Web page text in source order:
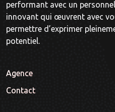
performant avec un
innovant qui œuvrent avec
permettre d’exprimer
potentiel.
Agence
Contact